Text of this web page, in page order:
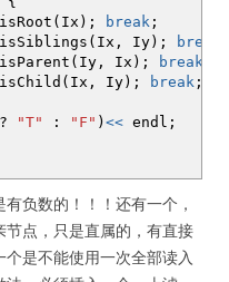
( Ix ) ; break ;
( Ix, Iy) ; break
( Iy, Ix ) ; break
( Ix, Iy) ; break ;
? "T" : "F" ) << endl ;
负数的！！！还有一个，
节点，只是直属的，有直接
是不能使用一次全部读入